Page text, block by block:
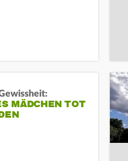
MÄDCHEN TOT